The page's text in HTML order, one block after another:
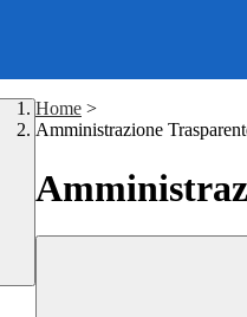
Home >
Amministrazione